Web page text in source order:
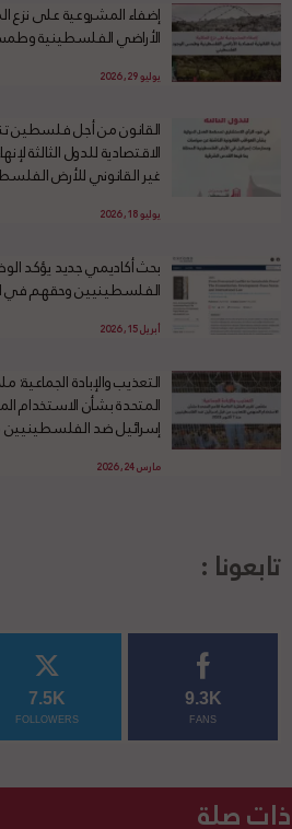
إضفاء المشروعية على نزع
الأراضي الفلسطينية
يوليو 29, 2026
القانون من أجل فلسطين
الاقتصادية للدول الثالثة
غير القانوني للأرض
يوليو 18, 2026
بحث أكاديمي جديد يؤكد
الفلسطينيين وحقهم في
أبريل 15, 2026
التعذيب والإبادة الجماعية:
المتحدة بشأن الاستخدام
إسرائيل ضد الفلسطينيين منذ 7
مارس 24, 2026
تابعونا :
9.3K
FANS
7.5K
FOLLOWERS
ذات صلة